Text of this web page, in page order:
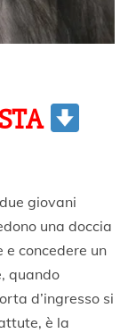
giovani
una doccia
concedere un
quando
d’ingresso si
è la